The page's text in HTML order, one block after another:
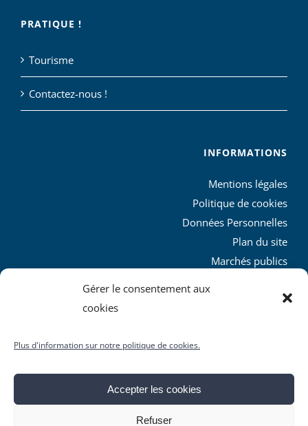
Gérer le consentement aux
cookies
Plus d'information sur notre politique de cookies.
Accepter les cookies
Refuser
PRATIQUE !
Tourisme
Contactez-nous !
INFORMATIONS
Mentions légales
Politique de cookies
Données Personnelles
Plan du site
Marchés publics
L’agglo recrute
réservés